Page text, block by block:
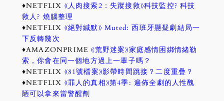
♦NETFLIX 《人肉搜索2：失蹤搜救》科技監控? 科技
救人? 燒腦整理
♦NETFLIX 《絕對緘默》 Muted: 西班牙懸疑劇結局一
下反轉幾次
♦AMAZONPRIME《荒野迷案》家庭感情困綁情緒勒
索，你會在同一個地方過上一輩子嗎？
♦NETFLIX 《81號檔案》影帶時間跳接？二度重疊？
♦NETFLIX 《罪人的真相》第4季: 遍佈全劇的人性醜
陋可以拿來當警醒劑